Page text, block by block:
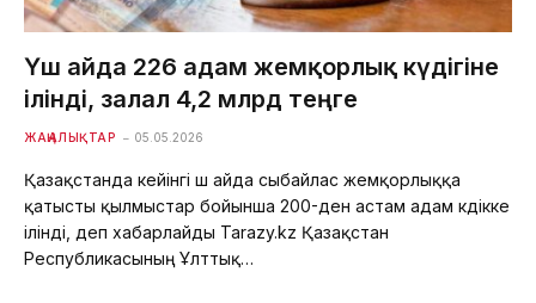
Үш айда 226 адам жемқорлық күдігіне
ілінді, залал 4,2 млрд теңге
ЖАҢАЛЫҚТАР 05.05.2026
Қазақстанда кейінгі үш айда сыбайлас жемқорлыққа
қатысты қылмыстар бойынша 200-ден астам адам күдікке
ілінді, деп хабарлайды Tarazy.kz Қазақстан
Республикасының Ұлттық…